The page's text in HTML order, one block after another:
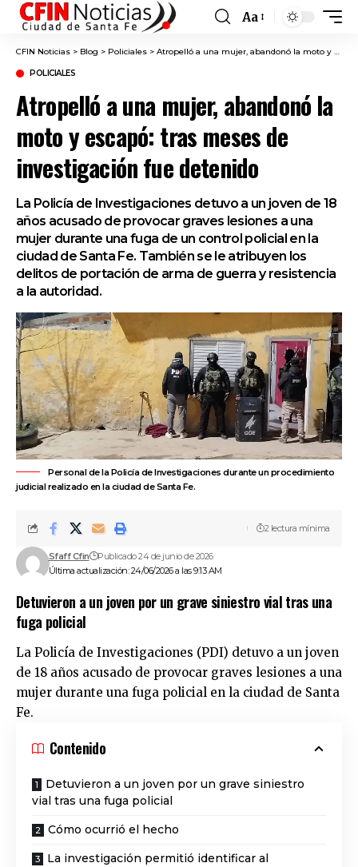
Font
Resizer
Aa
CFIN Noticias > Blog > Policiales > Atropelló a una mujer, abandonó la moto y escapó: tras meses de investigación fue detenido
POLICIALES
Atropelló a una mujer, abandonó la
moto y escapó: tras meses de
investigación fue detenido
La Policía de Investigaciones detuvo a un joven de 18
años acusado de provocar graves lesiones a una
mujer durante una fuga de un control policial en la
ciudad de Santa Fe. También se le atribuyen los
delitos de portación de arma de guerra y resistencia
a la autoridad.
Personal de la Policía de Investigaciones durante un procedimiento
judicial realizado en la ciudad de Santa Fe.
Última actualización: 24/06/2026 a las 9:13 AM
Sfaff Cfin Publicado 24 de junio de 2026
2 lectura mínima
Detuvieron a un joven por un grave siniestro vial tras una
fuga policial
La Policía de Investigaciones (PDI) detuvo a un joven
de 18 años acusado de provocar graves lesiones a una
mujer durante una fuga policial en la ciudad de Santa
Fe.
Contenido
Detuvieron a un joven por un grave siniestro
vial tras una fuga policial
Cómo ocurrió el hecho
La investigación permitió identificar al